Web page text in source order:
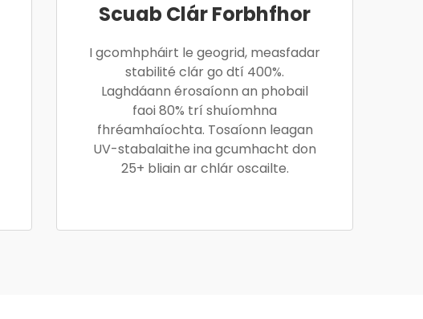
Scuab Clár Forbhfhor
I gcomhpháirt le geogrid, measfadar
stabilité clár go dtí 400%.
Laghdáann érosaíonn an phobail
faoi 80% trí shuíomhna
fhréamhaíochta. Tosaíonn leagan
UV-stabalaithe ina gcumhacht don
25+ bliain ar chlár oscailte.